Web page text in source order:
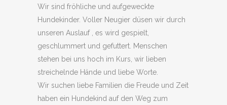
Wir sind fröhliche und aufgeweckte
Hundekinder. Voller Neugier düsen wir durch
unseren Auslauf , es wird gespielt,
geschlummert und gefuttert. Menschen
stehen bei uns hoch im Kurs, wir lieben
streichelnde Hände und liebe Worte.
Wir suchen liebe Familien die Freude und Zeit
haben ein Hundekind auf den Weg zum